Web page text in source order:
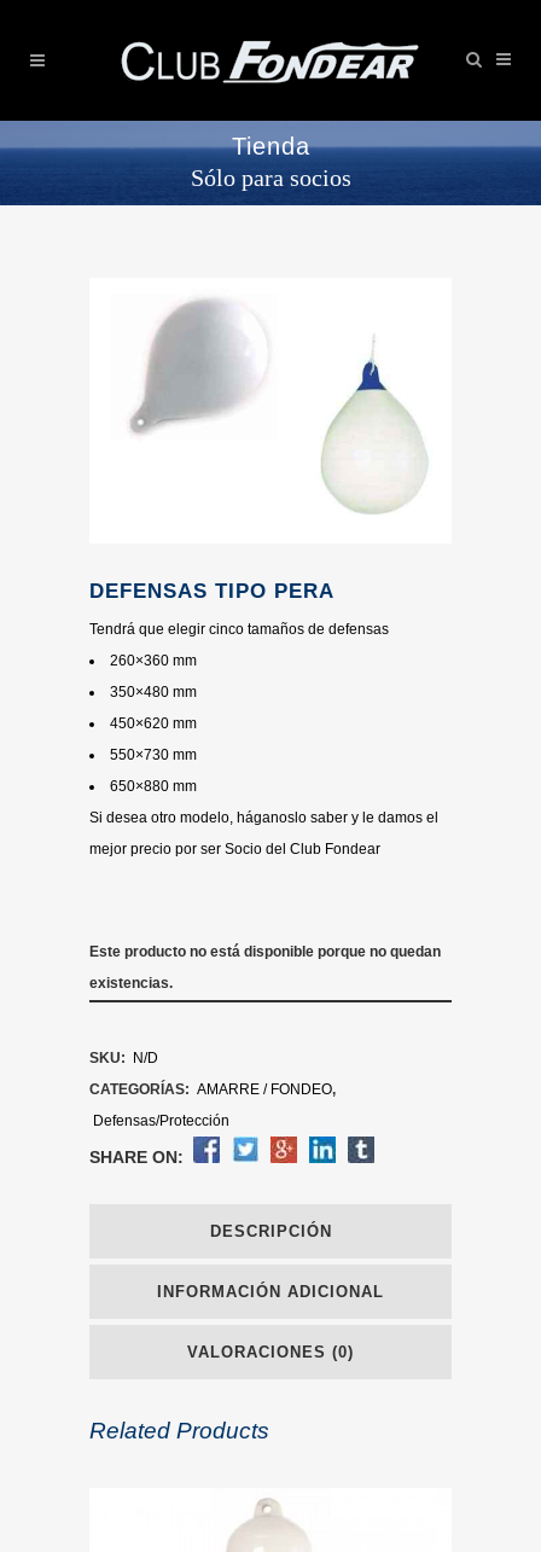
Tienda
Sólo para socios
DEFENSAS TIPO PERA
Tendrá que elegir cinco tamaños de defensas
260×360 mm
350×480 mm
450×620 mm
550×730 mm
650×880 mm
Si desea otro modelo, háganoslo saber y le damos el
mejor precio por ser Socio del Club Fondear
Este producto no está disponible porque no quedan
existencias.
SKU:
N/D
CATEGORÍAS: AMARRE / FONDEO,
Defensas/Protección
SHARE ON:
DESCRIPCIÓN
INFORMACIÓN ADICIONAL
VALORACIONES (0)
Related Products